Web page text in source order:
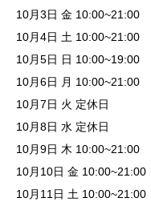
10月3日 金 10:00~21:00
10月4日 土 10:00~21:00
10月5日 日 10:00~19:00
10月6日 月 10:00~21:00
10月7日 火 定休日
10月8日 水 定休日
10月9日 木 10:00~21:00
10月10日 金 10:00~21:00
10月11日 土 10:00~21:00